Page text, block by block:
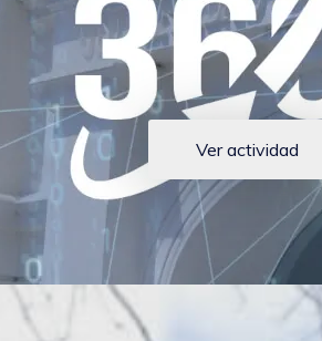
Ver actividad